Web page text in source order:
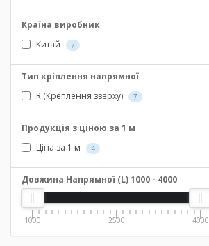
Країна виробник
Китай
7
Тип кріплення напрямної
R (Креплення зверху)
7
Продукція з ціною за 1 м
Ціна за 1 м
4
Довжина Напрямної (L)1000 - 4000
1000 2500 4000